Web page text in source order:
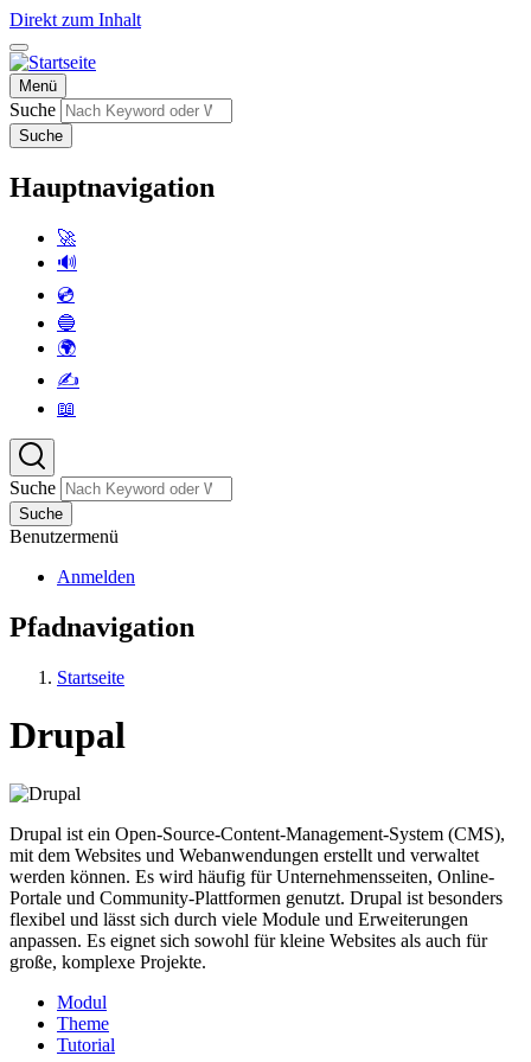
Direkt zum Inhalt
Menü
Suche
Suche
Hauptnavigation
🚀
🔊
💿
🔵
🌍
✍️
📖
Suche
Suche
Benutzermenü
Anmelden
Pfadnavigation
Startseite
Drupal
Drupal ist ein Open-Source-Content-Management-System (CMS),
mit dem Websites und Webanwendungen erstellt und verwaltet
werden können. Es wird häufig für Unternehmensseiten, Online-
Portale und Community-Plattformen genutzt. Drupal ist besonders
flexibel und lässt sich durch viele Module und Erweiterungen
anpassen. Es eignet sich sowohl für kleine Websites als auch für
große, komplexe Projekte.
Modul
Theme
Tutorial